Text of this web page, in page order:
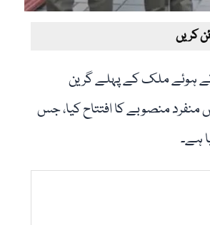
کریں
ہوئے ملک کے پہلے گرین
منفرد منصوبے کا افتتاح کیا، جس
ہے۔